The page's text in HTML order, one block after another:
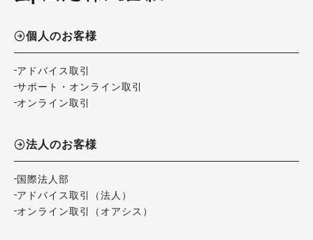
個人のお客様
アドバイス取引
サポート・オンライン取引
オンライン取引
法人のお客様
国際法人部
アドバイス取引（法人）
オンライン取引（オアシス）